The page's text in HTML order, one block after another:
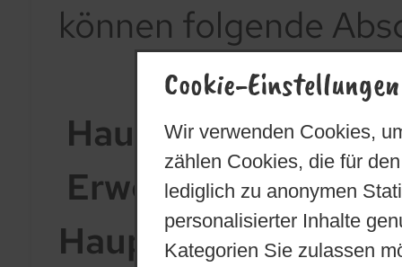
Cookie-Einstellungen
Wir verwenden Cookies,
zählen Cookies, die für
lediglich zu anonymen
personalisierter Inhalte
Kategorien Sie zulassen
können folgende
Erweiterter